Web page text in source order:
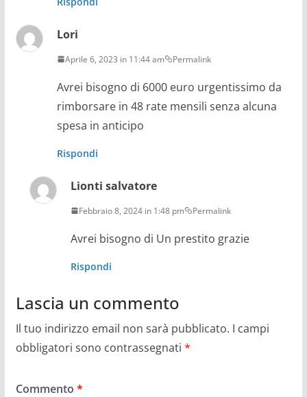
Lori
Aprile 6, 2023 in 11:44 am Permalink
Avrei bisogno di 6000 euro urgentissimo da
rimborsare in 48 rate mensili senza alcuna
spesa in anticipo
Rispondi
Lionti salvatore
Febbraio 8, 2024 in 1:48 pm Permalink
Avrei bisogno di Un prestito grazie
Rispondi
Lascia un commento
Il tuo indirizzo email non sarà pubblicato. I campi
obbligatori sono contrassegnati *
Commento *